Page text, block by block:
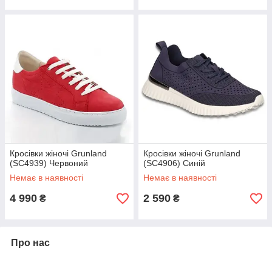
Кросівки жіночі Grunland
(SC4939) Червоний
Немає в наявності
4 990 ₴
Кросівки жіночі Grunland
(SC4906) Синій
Немає в наявності
2 590 ₴
Про нас